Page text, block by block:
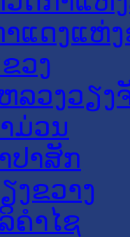
າແດງແຫ່
ວງ
ລວງວຽງ
ມ່ວນ
ປາສັກ
ງຂວາງ
ຄໍາໄຊ